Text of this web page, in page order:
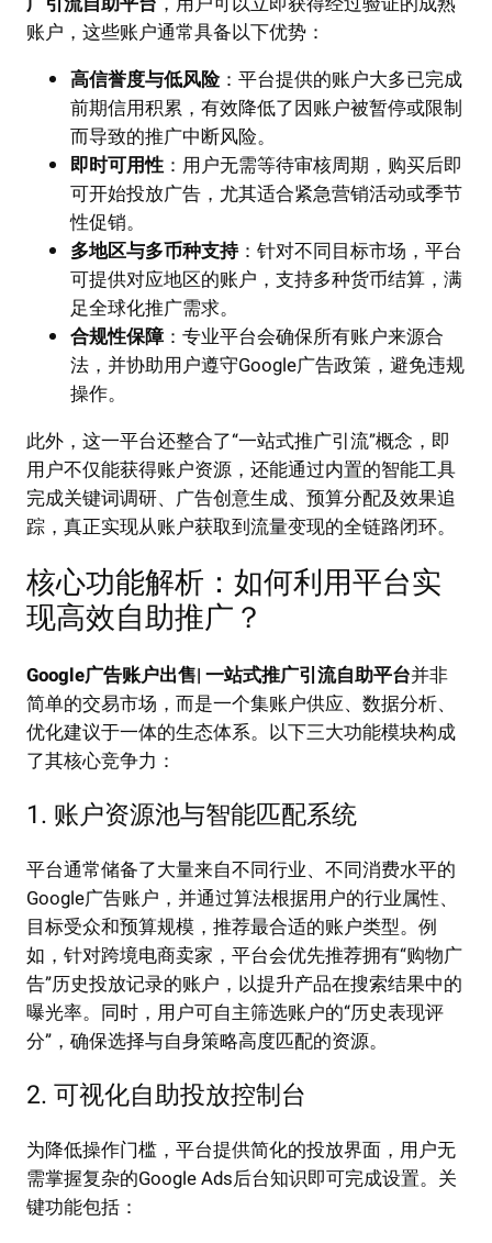
账户，这些账户通常具备以下优势：
高信誉度与低风险：平台提供的账户大多已完成
前期信用积累，有效降低了因账户被暂停或限制
而导致的推广中断风险。
即时可用性：用户无需等待审核周期，购买后即
可开始投放广告，尤其适合紧急营销活动或季节
性促销。
多地区与多币种支持：针对不同目标市场，平台
可提供对应地区的账户，支持多种货币结算，满
足全球化推广需求。
合规性保障：专业平台会确保所有账户来源合
法，并协助用户遵守Google广告政策，避免违规
操作。
此外，这一平台还整合了“一站式推广引流”概念，即
用户不仅能获得账户资源，还能通过内置的智能工具
完成关键词调研、广告创意生成、预算分配及效果追
踪，真正实现从账户获取到流量变现的全链路闭环。
核心功能解析：如何利用平台实
现高效自助推广？
Google广告账户出售| 一站式推广引流自助平台并非
简单的交易市场，而是一个集账户供应、数据分析、
优化建议于一体的生态体系。以下三大功能模块构成
了其核心竞争力：
1. 账户资源池与智能匹配系统
平台通常储备了大量来自不同行业、不同消费水平的
Google广告账户，并通过算法根据用户的行业属性、
目标受众和预算规模，推荐最合适的账户类型。例
如，针对跨境电商卖家，平台会优先推荐拥有“购物广
告”历史投放记录的账户，以提升产品在搜索结果中的
曝光率。同时，用户可自主筛选账户的“历史表现评
分”，确保选择与自身策略高度匹配的资源。
2. 可视化自助投放控制台
为降低操作门槛，平台提供简化的投放界面，用户无
需掌握复杂的Google Ads后台知识即可完成设置。关
键功能包括：